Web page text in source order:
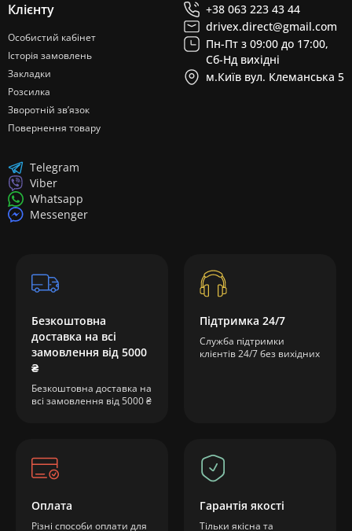
Клієнту
Особистий кабінет
Історія замовлень
Закладки
Розсилка
Зворотній зв’язок
Повернення товару
+38 063 223 43 44
drivex.direct@gmail.com
Пн-Пт з 09:00 до 17:00,
Сб-Нд вихідні
м.Київ вул. Клеманська 5
Telegram
Viber
Whatsapp
Messenger
Безкоштовна
доставка на всі
замовлення від 5000
₴
Безкоштовна доставка на
всі замовлення від 5000 ₴
Підтримка 24/7
Служба підтримки
клієнтів 24/7 без вихідних
Оплата
Різні способи оплати для
Гарантія якості
Тільки якісна та